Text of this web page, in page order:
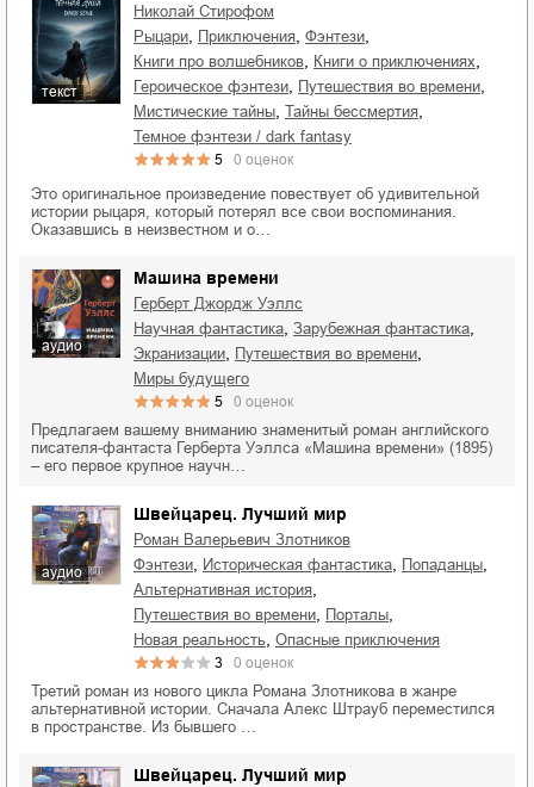
текст
Николай Стирофом
рыцари, приключения, фэнтези,
книги про волшебников, книги о приключениях,
героическое фэнтези, путешествия во времени,
мистические тайны, тайны бессмертия,
темное фэнтези / dark fantasy
5 0 оценок
Это оригинальное произведение повествует об удивительной
истории рыцаря, который потерял все свои воспоминания.
Оказавшись в неизвестном и о…
аудио
Машина времени
Герберт Джордж Уэллс
научная фантастика, зарубежная фантастика,
экранизации, путешествия во времени,
миры будущего
5 0 оценок
Предлагаем вашему вниманию знаменитый роман английского
писателя-фантаста Герберта Уэллса «Машина времени» (1895)
– его первое крупное научн…
аудио
Швейцарец. Лучший мир
Роман Валерьевич Злотников
фэнтези, историческая фантастика, попаданцы,
альтернативная история,
путешествия во времени, порталы,
новая реальность, опасные приключения
3 0 оценок
Третий роман из нового цикла Романа Злотникова в жанре
альтернативной истории. Сначала Алекс Штрауб переместился
в пространстве. Из бывшего …
Швейцарец. Лучший мир